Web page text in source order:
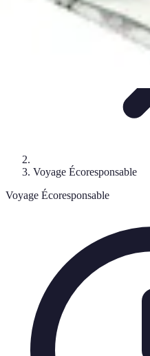
Voyage Écoresponsable
Voyage Écoresponsable